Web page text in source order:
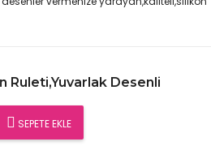
Ruleti,Yuvarlak Desenli
SEPETE EKLE